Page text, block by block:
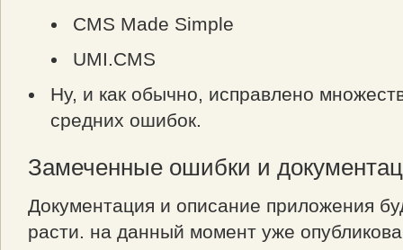
CMS Made Simple
UMI.CMS
Ну, и как обычно, исправлено
средних ошибок.
Замеченные ошибки и
Документация и описание приложения
расти. на данный момент уже